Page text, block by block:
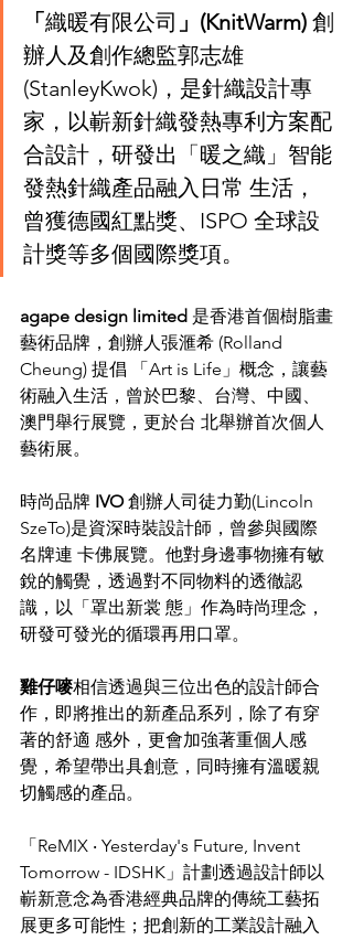
「織暖有限公司 」(KnitWarm) 創
辦人及創作總監郭志雄
(StanleyKwok)，是針織設計專
家，以嶄新針織發熱專利方案配
合設計，研發出「暖之織」智能
發熱針織產品融入日常 生活，
曾獲德國紅點獎、ISPO 全球設
計獎等多個國際獎項。
agape design limited 是香港首個樹脂畫
藝術品牌，創辦人張滙希 (Rolland
Cheung) 提倡 「Art is Life」概念，讓藝
術融入生活，曾於巴黎、台灣、中國、
澳門舉行展覽，更於台 北舉辦首次個人
藝術展。
時尚品牌 IVO 創辦人司徒力勤(Lincoln
SzeTo)是資深時裝設計師，曾參與國際
名牌連 卡佛展覽。他對身邊事物擁有敏
銳的觸覺，透過對不同物料的透徹認
識，以「罩出新裳 態」作為時尚理念，
研發可發光的循環再用口罩。
雞仔嘜相信透過與三位出色的設計師合
作，即將推出的新產品系列，除了有穿
著的舒適 感外，更會加強著重個人感
覺，希望帶出具創意，同時擁有溫暖親
切觸感的產品。
「ReMIX ‧ Yesterday's Future, Invent
Tomorrow - IDSHK」計劃透過設計師以
嶄新意念為香港經典品牌的傳統工藝拓
展更多可能性；把創新的工業設計融入